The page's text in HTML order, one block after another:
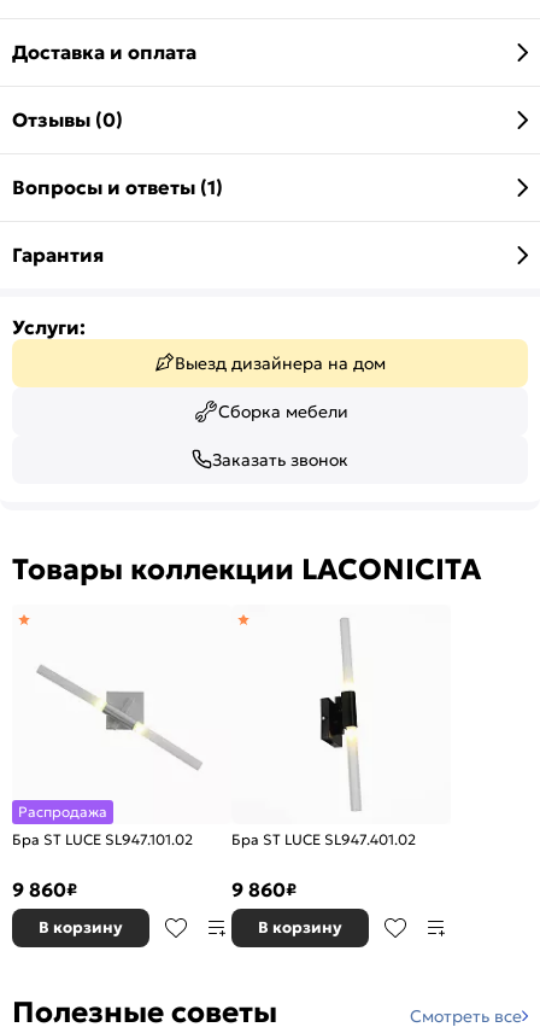
Доставка и оплата
Отзывы (0)
Вопросы и ответы (1)
Гарантия
Услуги:
Выезд дизайнера на дом
Сборка мебели
Заказать звонок
Товары коллекции LACONICITA
Распродажа
Бра ST LUCE SL947.101.02
9 860₽
В корзину
Бра ST LUCE SL947.401.02
9 860₽
В корзину
Полезные советы Смотреть все